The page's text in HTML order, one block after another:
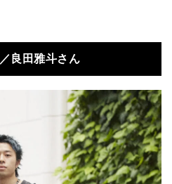
良田雅斗さん